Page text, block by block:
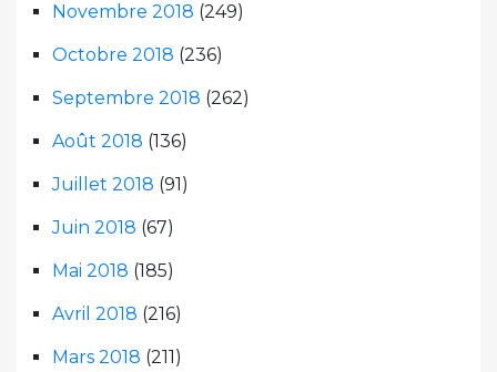
Novembre 2018 (249)
Octobre 2018 (236)
Septembre 2018 (262)
Août 2018 (136)
Juillet 2018 (91)
Juin 2018 (67)
Mai 2018 (185)
Avril 2018 (216)
Mars 2018 (211)